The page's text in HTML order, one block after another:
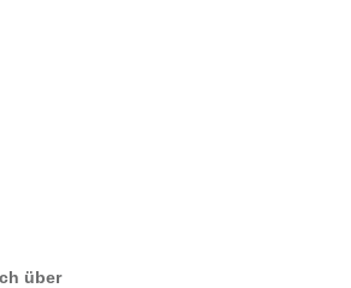
über